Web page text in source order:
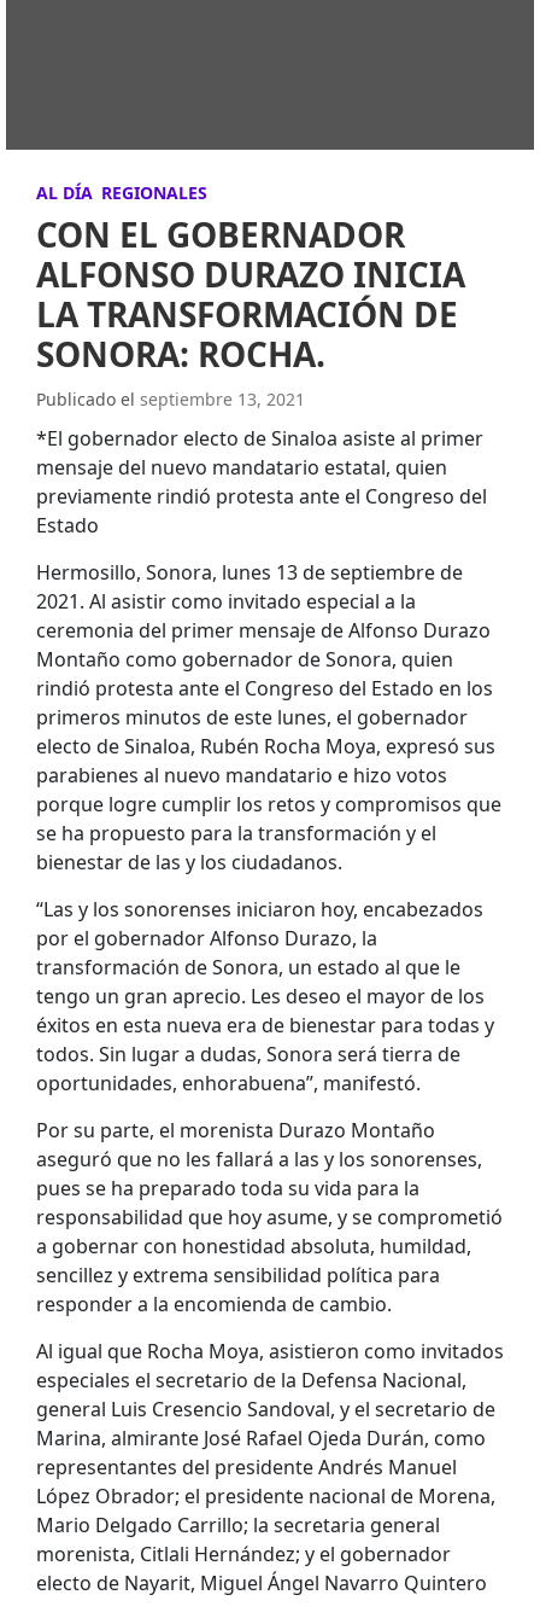
AL DÍA REGIONALES
CON EL GOBERNADOR
ALFONSO DURAZO INICIA
LA TRANSFORMACIÓN DE
SONORA: ROCHA.
Publicado el septiembre 13, 2021
*El gobernador electo de Sinaloa asiste al primer
mensaje del nuevo mandatario estatal, quien
previamente rindió protesta ante el Congreso del
Estado
Hermosillo, Sonora, lunes 13 de septiembre de
2021. Al asistir como invitado especial a la
ceremonia del primer mensaje de Alfonso Durazo
Montaño como gobernador de Sonora, quien
rindió protesta ante el Congreso del Estado en los
primeros minutos de este lunes, el gobernador
electo de Sinaloa, Rubén Rocha Moya, expresó sus
parabienes al nuevo mandatario e hizo votos
porque logre cumplir los retos y compromisos que
se ha propuesto para la transformación y el
bienestar de las y los ciudadanos.
“Las y los sonorenses iniciaron hoy, encabezados
por el gobernador Alfonso Durazo, la
transformación de Sonora, un estado al que le
tengo un gran aprecio. Les deseo el mayor de los
éxitos en esta nueva era de bienestar para todas y
todos. Sin lugar a dudas, Sonora será tierra de
oportunidades, enhorabuena”, manifestó.
Por su parte, el morenista Durazo Montaño
aseguró que no les fallará a las y los sonorenses,
pues se ha preparado toda su vida para la
responsabilidad que hoy asume, y se comprometió
a gobernar con honestidad absoluta, humildad,
sencillez y extrema sensibilidad política para
responder a la encomienda de cambio.
Al igual que Rocha Moya, asistieron como invitados
especiales el secretario de la Defensa Nacional,
general Luis Cresencio Sandoval, y el secretario de
Marina, almirante José Rafael Ojeda Durán, como
representantes del presidente Andrés Manuel
López Obrador; el presidente nacional de Morena,
Mario Delgado Carrillo; la secretaria general
morenista, Citlali Hernández; y el gobernador
electo de Nayarit, Miguel Ángel Navarro Quintero